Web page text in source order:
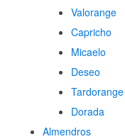
Valorange
Capricho
Micaelo
Deseo
Tardorange
Dorada
Almendros